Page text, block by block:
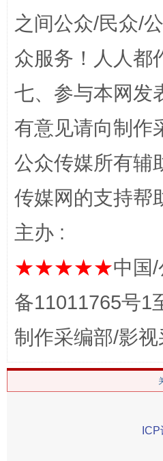
这是一记警钟！
之间公众/民众/
众服务！人人都
七、参与本网发
有意见请向制作
公众传媒所有辅
传媒网的支持帮
主办 :
★★★★★中国
备11011765号1
制作采编部/影